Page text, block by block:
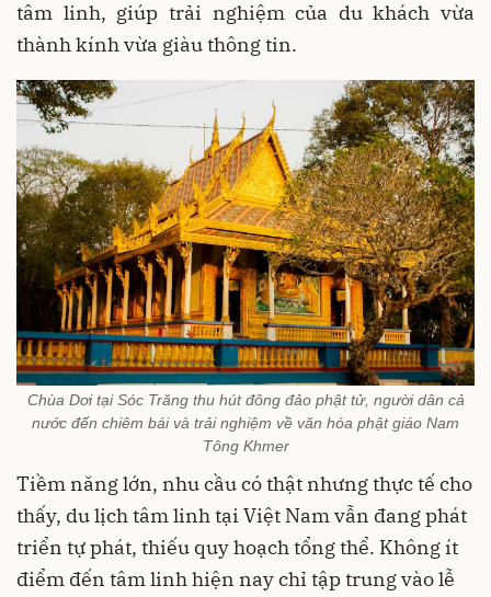
tâm linh, giúp trải nghiệm của du khách vừa
thành kính vừa giàu thông tin.
Chùa Dơi tại Sóc Trăng thu hút đông đảo phật tử, người dân cả
nước đến chiêm bái và trải nghiệm về văn hóa phật giáo Nam
Tông Khmer
Tiềm năng lớn, nhu cầu có thật nhưng thực tế cho
thấy, du lịch tâm linh tại Việt Nam vẫn đang phát
triển tự phát, thiếu quy hoạch tổng thể. Không ít
điểm đến tâm linh hiện nay chỉ tập trung vào lễ